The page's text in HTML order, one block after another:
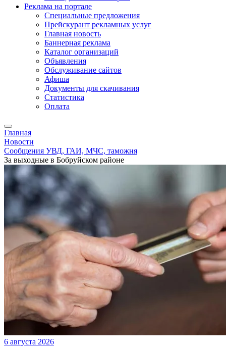
Реклама на портале
Специальные предложения
Прейскурант рекламных услуг
Главная новость
Баннерная реклама
Каталог организаций
Объявления
Обслуживание сайтов
Афиша
Документы для скачивания
Статистика
Оплата
Главная
Новости
Сообщения УВД, ГАИ, МЧС, таможня
За выходные в Бобруйском районе
6 августа 2026